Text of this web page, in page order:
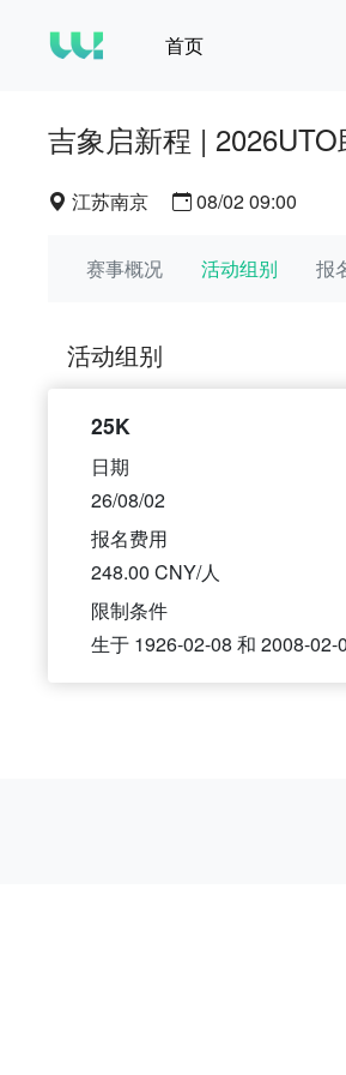
首页
吉象启新程 |
江苏南京 08/02 09:00
赛事概况 活动组别 报
活动组别
25K
日期
26/08/02
报名费用
248.00 CNY/人
限制条件
生于 1926-02-08 和 2008-02-